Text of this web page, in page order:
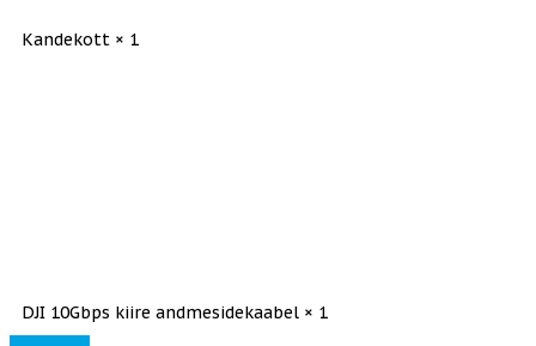
Kandekott × 1
DJI 10Gbps kiire andmesidekaabel × 1